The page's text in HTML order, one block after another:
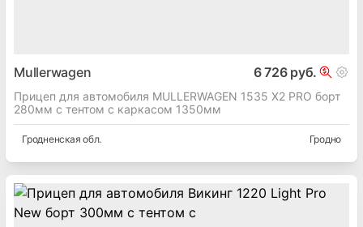
Mullerwagen 6 726 руб.
Прицеп для автомобиля MULLERWAGEN 1535 Х2 PRO борт
280мм с тентом с каркасом 1350мм
Гродненская обл. Гродно